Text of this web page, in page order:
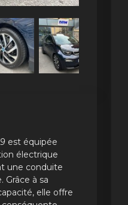
est équipée
électrique
une conduite
Grâce à sa
elle offre